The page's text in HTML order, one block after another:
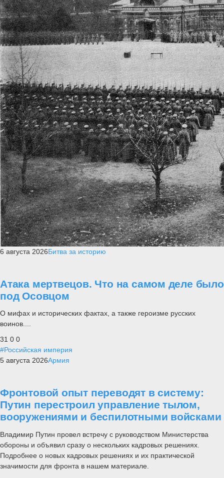
6 августа 2026Битва за историю
Атака мертвецов. Что на самом деле было
под Осовцом
О мифах и исторических фактах, а также героизме русских
воинов....
31 0 0
#Российская империя
5 августа 2026Армия
Фронтовой опыт переводят в систему:
Путин перестроил управление тылом,
вооружениями и беспилотными войсками
Владимир Путин провел встречу с руководством Министерства
обороны и объявил сразу о нескольких кадровых решениях.
Подробнее о новых кадровых решениях и их практической
значимости для фронта в нашем материале.